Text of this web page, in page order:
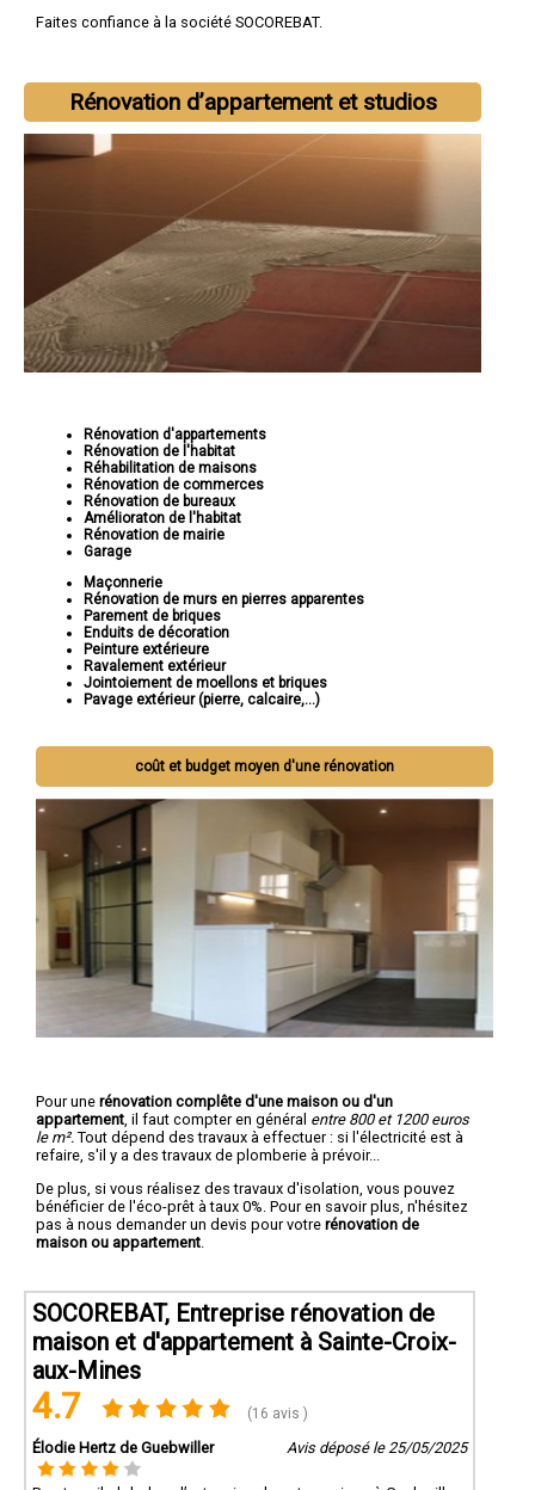
Faites confiance à la société SOCOREBAT.
Rénovation d’appartement et studios
Rénovation d'appartements
Rénovation de l'habitat
Réhabilitation de maisons
Rénovation de commerces
Rénovation de bureaux
Amélioraton de l'habitat
Rénovation de mairie
Garage
Maçonnerie
Rénovation de murs en pierres apparentes
Parement de briques
Enduits de décoration
Peinture extérieure
Ravalement extérieur
Jointoiement de moellons et briques
Pavage extérieur (pierre, calcaire,...)
coût et budget moyen d'une rénovation
Pour une rénovation complête d'une maison ou d'un
appartement , il faut compter en général entre 800 et 1200 euros
le m². Tout dépend des travaux à effectuer : si l'électricité est à
refaire, s'il y a des travaux de plomberie à prévoir...
De plus, si vous réalisez des travaux d'isolation, vous pouvez
bénéficier de l'éco-prêt à taux 0%. Pour en savoir plus, n'hésitez
pas à nous demander un devis pour votre rénovation de
maison ou appartement
SOCOREBAT, Entreprise rénovation de
maison et d'appartement à Sainte-Croix-
aux-Mines
4.7 (16 avis )
Élodie Hertz de Guebwiller Avis déposé le 25/05/2025